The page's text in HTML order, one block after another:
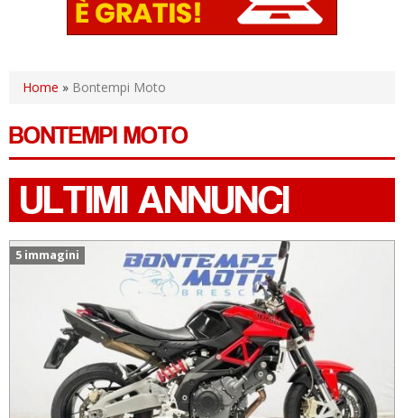
Home » Bontempi Moto
BONTEMPI MOTO
ULTIMI ANNUNCI
5 immagini